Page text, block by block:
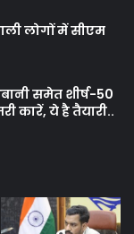
लोगों में सीएम
समेत शीर्ष-50
कारें, ये है तैयारी..